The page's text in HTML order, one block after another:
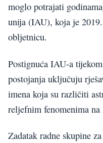
moglo potrajati
unija (IAU), koja je
obljetnicu.
Postignuća IAU-a
postojanja uključuju
imena koja su različiti
reljefnim fenomenima
Zadatak radne skupine